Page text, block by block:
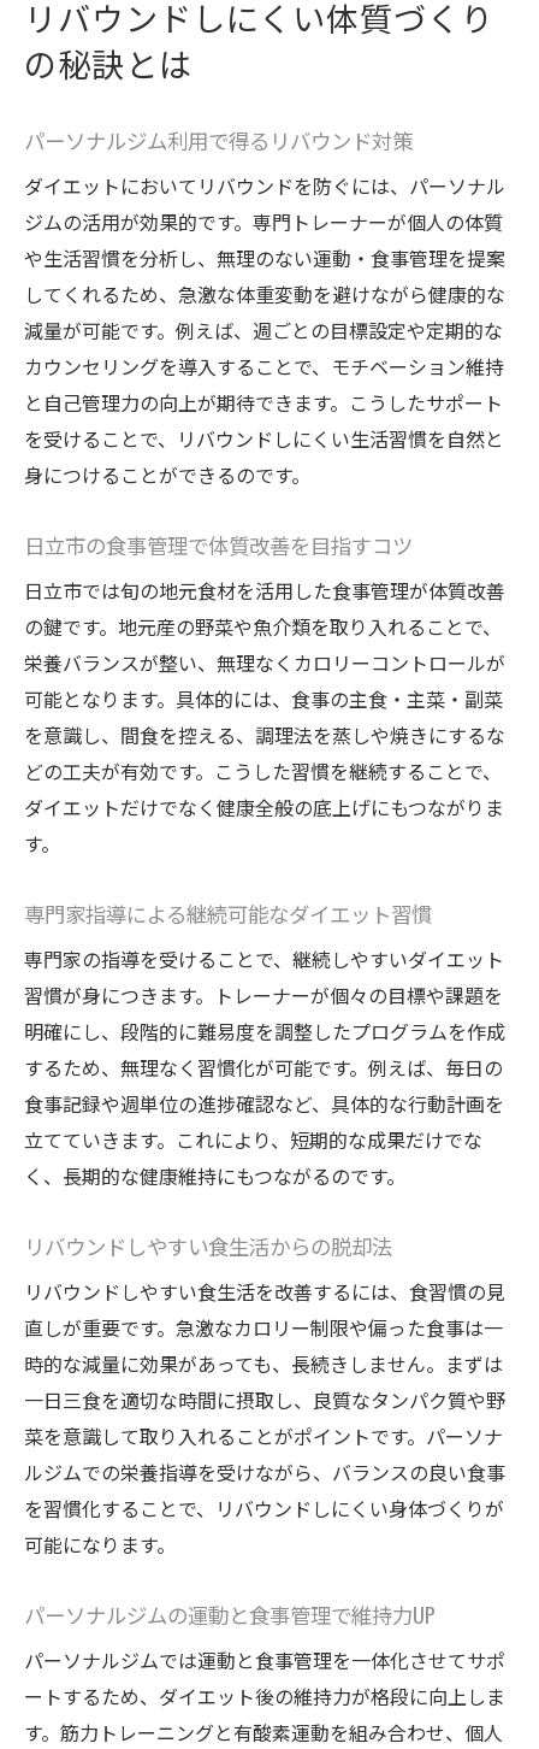
リバウンドしにくい体質づくり
の秘訣とは
パーソナルジム利用で得るリバウンド対策
ダイエットにおいてリバウンドを防ぐには、パーソナル
ジムの活用が効果的です。専門トレーナーが個人の体質
や生活習慣を分析し、無理のない運動・食事管理を提案
してくれるため、急激な体重変動を避けながら健康的な
減量が可能です。例えば、週ごとの目標設定や定期的な
カウンセリングを導入することで、モチベーション維持
と自己管理力の向上が期待できます。こうしたサポート
を受けることで、リバウンドしにくい生活習慣を自然と
身につけることができるのです。
日立市の食事管理で体質改善を目指すコツ
日立市では旬の地元食材を活用した食事管理が体質改善
の鍵です。地元産の野菜や魚介類を取り入れることで、
栄養バランスが整い、無理なくカロリーコントロールが
可能となります。具体的には、食事の主食・主菜・副菜
を意識し、間食を控える、調理法を蒸しや焼きにするな
どの工夫が有効です。こうした習慣を継続することで、
ダイエットだけでなく健康全般の底上げにもつながりま
す。
専門家指導による継続可能なダイエット習慣
専門家の指導を受けることで、継続しやすいダイエット
習慣が身につきます。トレーナーが個々の目標や課題を
明確にし、段階的に難易度を調整したプログラムを作成
するため、無理なく習慣化が可能です。例えば、毎日の
食事記録や週単位の進捗確認など、具体的な行動計画を
立てていきます。これにより、短期的な成果だけでな
く、長期的な健康維持にもつながるのです。
リバウンドしやすい食生活からの脱却法
リバウンドしやすい食生活を改善するには、食習慣の見
直しが重要です。急激なカロリー制限や偏った食事は一
時的な減量に効果があっても、長続きしません。まずは
一日三食を適切な時間に摂取し、良質なタンパク質や野
菜を意識して取り入れることがポイントです。パーソナ
ルジムでの栄養指導を受けながら、バランスの良い食事
を習慣化することで、リバウンドしにくい身体づくりが
可能になります。
パーソナルジムの運動と食事管理で維持力UP
パーソナルジムでは運動と食事管理を一体化させてサポ
ートするため、ダイエット後の維持力が格段に向上しま
す。筋力トレーニングと有酸素運動を組み合わせ、個人